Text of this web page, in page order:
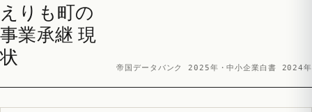
えりも町の
事業承継 現
状
帝国データバンク 2025年・中小企業白書 2024年